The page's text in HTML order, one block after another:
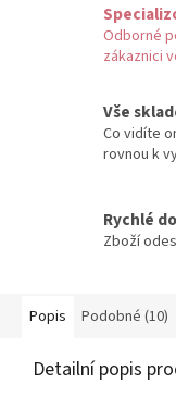
Odborné
zákaznici
Vše
Co vidíte
rovnou k
Rychlé
Zboží
Popis Podobné (10)
Detailní popis